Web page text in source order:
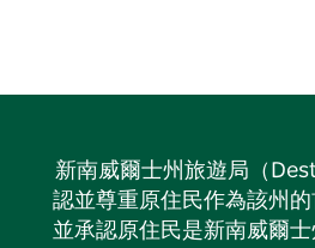
新南威爾士州旅遊局（
認並尊重原住民作為該州的
並承認原住民是新南威爾